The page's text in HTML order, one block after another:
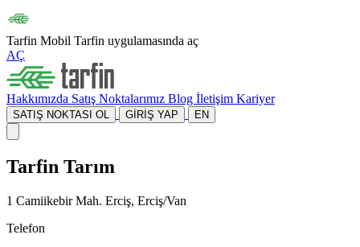
Tarfin Mobil Tarfin uygulamasında aç
AÇ
Hakkımızda Satış Noktalarımız Blog İletişim Kariyer
SATIŞ NOKTASI OL GİRİŞ YAP EN
Tarfin Tarım
1 Camiikebir Mah. Erciş, Erciş/Van
Telefon